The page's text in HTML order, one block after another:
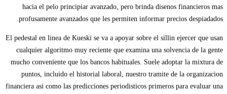
hacia el pelo principiar avanzado, pero brinda disenos financieros mas
profusamente avanzados que les permiten informar precios despiadados.
El pedestal en linea de Kueski se va a apoyar sobre el silli­n ejercer que usan
cualquier algoritmo muy reciente que examina una solvencia de la gente
mucho conveniente que los bancos habituales. Suele adoptar la mixtura de
puntos, incluido el historial laboral, nuestro tramite de la organizacion
financiera asi­ como las predicciones periodisticos primeros para evaluar una